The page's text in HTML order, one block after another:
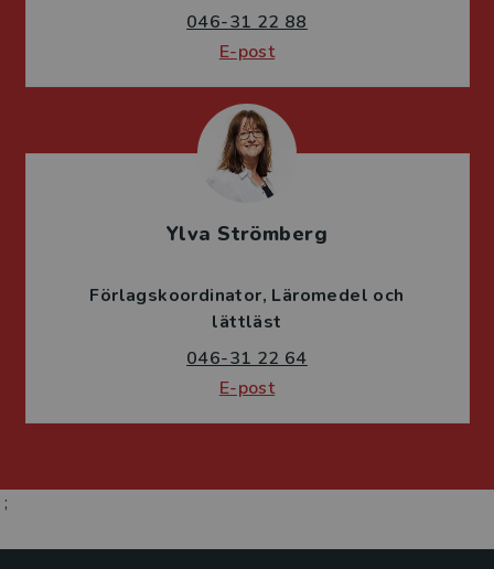
046-31 22 88
E-post
Ylva Strömberg
Förlagskoordinator Läromedel och
lättläst
046-31 22 64
E-post
;